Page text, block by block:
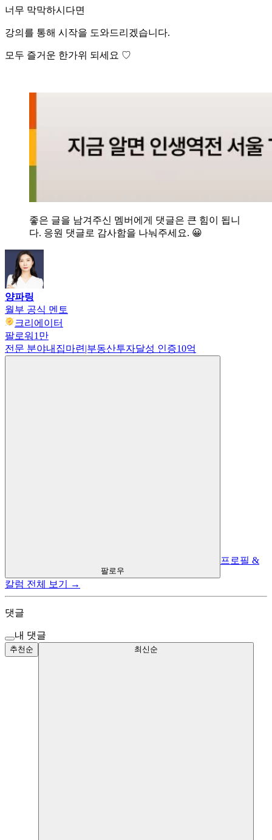
너무 막막하시다면
강의를 통해 시작을 도와드리겠습니다.
모두 즐거운 한가위 되세요 ♡
좋은 글을 남겨주신 멤버에게 댓글은 큰 힘이 됩니
다. 응원 댓글로 감사함을 나눠주세요. 😀
양파링
월부 공식 멘토
크리에이터
팔로워 1만
전문 분야내집마련|부동산투자달성 인증10억
팔로우
프로필 &
칼럼 전체 보기 →
댓글
내 댓글
추천순 최신순